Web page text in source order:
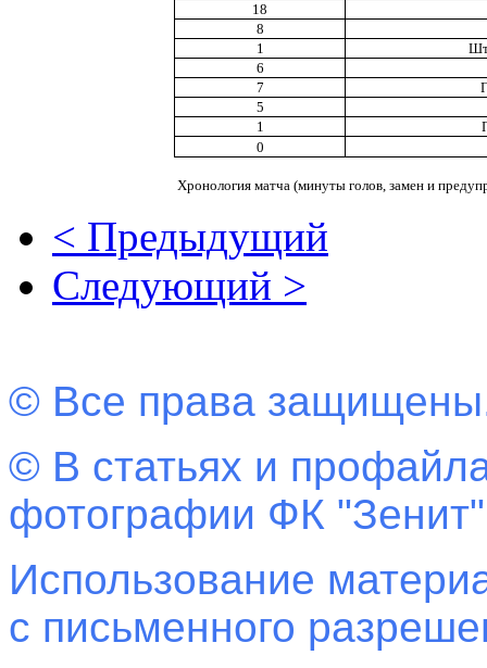
18
8
1
6
7
5
1
0
Хронология матча (минуты голов, замен и
< Предыдущий
Следующий >
© Все права
© В статьях и
фотографии ФК
Использование
с письменного